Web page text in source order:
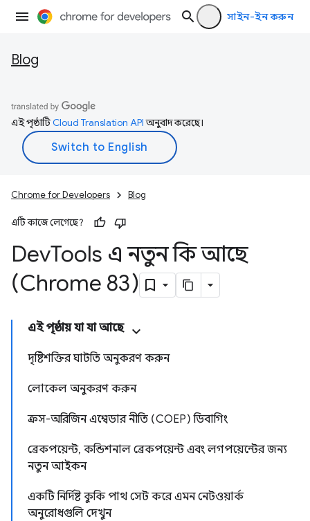
সাইন-ইন করুন
Blog
এই পৃষ্ঠাটিCloud Translation APIঅনুবাদ করেছে।
Chrome for Developers Blog
এটি কাজে লেগেছে?
DevTools এ নতুন কি আছে
(Chrome 83)
এই পৃষ্ঠায় যা যা আছে
দৃষ্টিশক্তির ঘাটতি অনুকরণ করুন
লোকেল অনুকরণ করুন
ক্রস-অরিজিন এম্বেডার নীতি (COEP) ডিবাগিং
ব্রেকপয়েন্ট, কন্ডিশনাল ব্রেকপয়েন্ট এবং লগপয়েন্টের জন্য
নতুন আইকন
একটি নির্দিষ্ট কুকি পাথ সেট করে এমন নেটওয়ার্ক
অনুরোধগুলি দেখুন